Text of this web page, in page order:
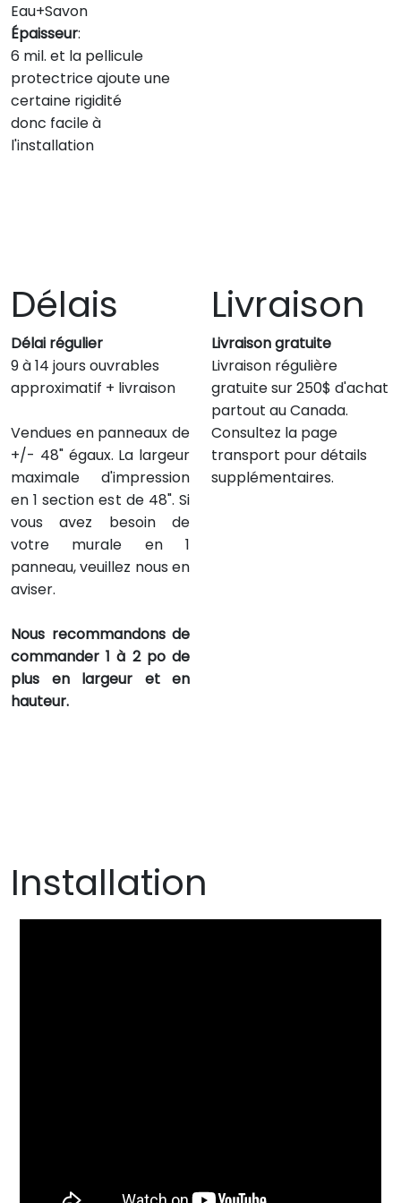
Eau+Savon
Épaisseur:
6 mil. et la pellicule
protectrice ajoute une
certaine rigidité
donc facile à
l'installation
Délais
Délai régulier
9 à 14 jours ouvrables
approximatif + livraison
Vendues en panneaux de
+/- 48" égaux. La largeur
maximale d'impression
en 1 section est de 48". Si
vous avez besoin de
votre murale en 1
panneau, veuillez nous en
aviser.
Nous recommandons de
commander 1 à 2 po de
plus en largeur et en
hauteur.
Livraison
Livraison gratuite
Livraison régulière
gratuite sur 250$ d'achat
partout au Canada.
Consultez la page
transport pour détails
supplémentaires.
Installation